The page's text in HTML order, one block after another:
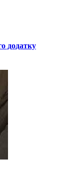
додатку